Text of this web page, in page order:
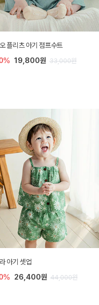
플리츠 아기 점프수트
19,800원 33,000원
아기 셋업
26,400원 44,000원